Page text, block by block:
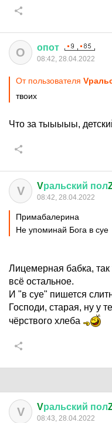
О опот
08:42, 28.04.2022
От пользователя
твоих
Что за тыыыыы,
V Vральский пол
08:42, 28.04.2022
Примaбaлеринa
Не упоминай Бога в суе
Лицемерная бабка,
всё остальное.
И "в суе" пишется
Господи, старая, ну у
чёрствого хлеба
V Vральский пол
08:43, 28.04.2022